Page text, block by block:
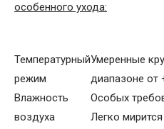
особенного ухода:
Температурный
режим
Умеренные
диапазоне от
Влажность
воздуха
Особых
Легко